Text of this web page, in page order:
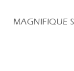
MAGNIFIQUE